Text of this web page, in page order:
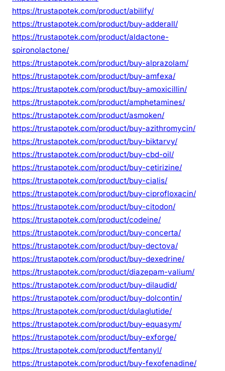
https://trustapotek.com/product/abilify/
https://trustapotek.com/product/buy-adderall/
https://trustapotek.com/product/aldactone-
spironolactone/
https://trustapotek.com/product/buy-alprazolam/
https://trustapotek.com/product/buy-amfexa/
https://trustapotek.com/product/buy-amoxicillin/
https://trustapotek.com/product/amphetamines/
https://trustapotek.com/product/asmoken/
https://trustapotek.com/product/buy-azithromycin/
https://trustapotek.com/product/buy-biktarvy/
https://trustapotek.com/product/buy-cbd-oil/
https://trustapotek.com/product/buy-cetirizine/
https://trustapotek.com/product/buy-cialis/
https://trustapotek.com/product/buy-ciprofloxacin/
https://trustapotek.com/product/buy-citodon/
https://trustapotek.com/product/codeine/
https://trustapotek.com/product/buy-concerta/
https://trustapotek.com/product/buy-dectova/
https://trustapotek.com/product/buy-dexedrine/
https://trustapotek.com/product/diazepam-valium/
https://trustapotek.com/product/buy-dilaudid/
https://trustapotek.com/product/buy-dolcontin/
https://trustapotek.com/product/dulaglutide/
https://trustapotek.com/product/buy-equasym/
https://trustapotek.com/product/buy-exforge/
https://trustapotek.com/product/fentanyl/
https://trustapotek.com/product/buy-fexofenadine/